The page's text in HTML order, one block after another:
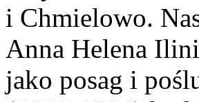
i Chmielowo.
Anna Helena
jako posag i